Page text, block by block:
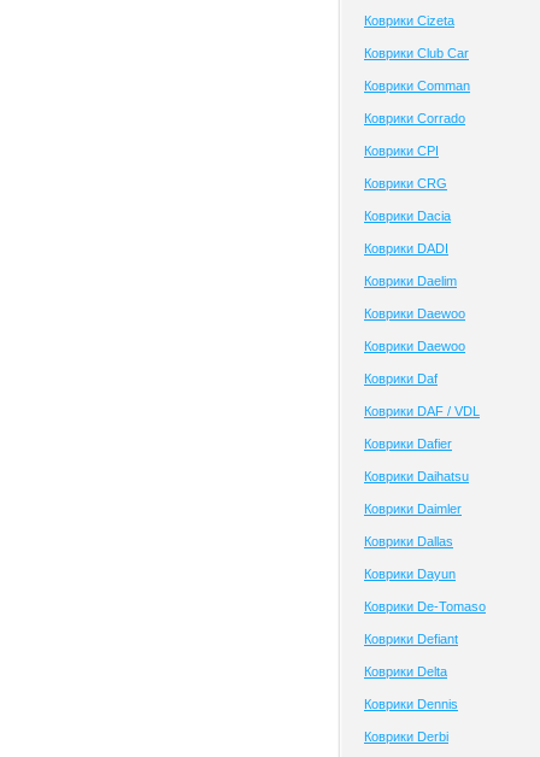
Коврики Cizeta
Коврики Club Сar
Коврики Comman
Коврики Corrado
Коврики CPI
Коврики CRG
Коврики Dacia
Коврики DADI
Коврики Daelim
Коврики Daewoo
Коврики Daewoo
Коврики Daf
Коврики DAF / VDL
Коврики Dafier
Коврики Daihatsu
Коврики Daimler
Коврики Dallas
Коврики Dayun
Коврики De-Tomaso
Коврики Defiant
Коврики Delta
Коврики Dennis
Коврики Derbi